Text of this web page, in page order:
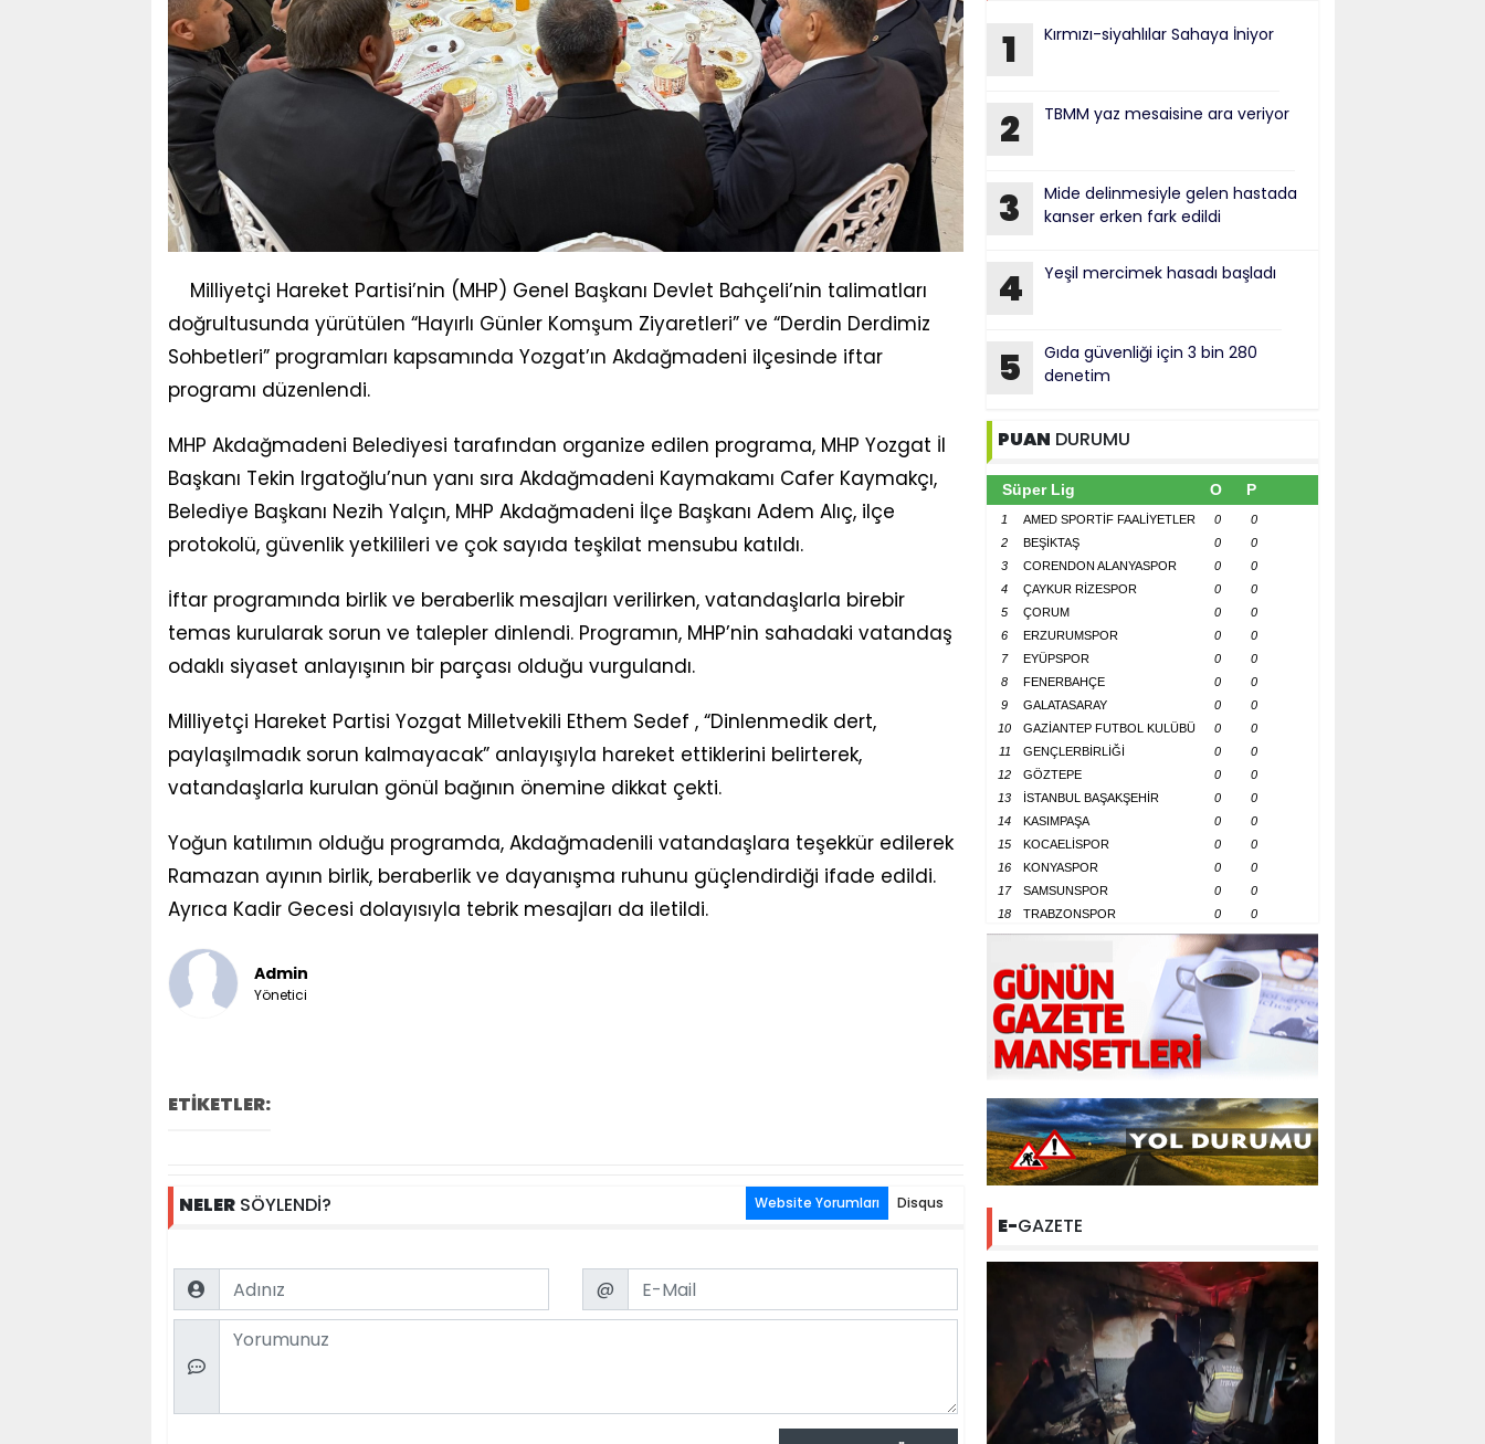
Milliyetçi Hareket Partisi’nin (MHP) Genel Başkanı Devlet Bahçeli’nin talimatları
doğrultusunda yürütülen “Hayırlı Günler Komşum Ziyaretleri” ve “Derdin Derdimiz
Sohbetleri” programları kapsamında Yozgat’ın Akdağmadeni ilçesinde iftar
programı düzenlendi.
MHP Akdağmadeni Belediyesi tarafından organize edilen programa, MHP Yozgat İl
Başkanı Tekin Irgatoğlu’nun yanı sıra Akdağmadeni Kaymakamı Cafer Kaymakçı,
Belediye Başkanı Nezih Yalçın, MHP Akdağmadeni İlçe Başkanı Adem Alıç, ilçe
protokolü, güvenlik yetkilileri ve çok sayıda teşkilat mensubu katıldı.
İftar programında birlik ve beraberlik mesajları verilirken, vatandaşlarla birebir
temas kurularak sorun ve talepler dinlendi. Programın, MHP’nin sahadaki vatandaş
odaklı siyaset anlayışının bir parçası olduğu vurgulandı.
Milliyetçi Hareket Partisi Yozgat Milletvekili Ethem Sedef , “Dinlenmedik dert,
paylaşılmadık sorun kalmayacak” anlayışıyla hareket ettiklerini belirterek,
vatandaşlarla kurulan gönül bağının önemine dikkat çekti.
Yoğun katılımın olduğu programda, Akdağmadenili vatandaşlara teşekkür edilerek
Ramazan ayının birlik, beraberlik ve dayanışma ruhunu güçlendirdiği ifade edildi.
Ayrıca Kadir Gecesi dolayısıyla tebrik mesajları da iletildi.
Admin
Yönetici
ETİKETLER:
NELERSÖYLENDİ? Website Yorumları Disqus
Name Email
@
Comment
1 Kırmızı-siyahlılar Sahaya İniyor
2 TBMM yaz mesaisine ara veriyor
3
Mide delinmesiyle gelen hastada
kanser erken fark edildi
4 Yeşil mercimek hasadı başladı
5
Gıda güvenliği için 3 bin 280
denetim
PUAN DURUMU
Süper Lig O P
1 AMED SPORTİF FAALİYETLER 0
0
2
BEŞİKTAŞ 0
0
3
CORENDON ALANYASPOR 0
0
4
ÇAYKUR RİZESPOR 0
0
5
ÇORUM 0
0
6
ERZURUMSPOR 0
0
7
EYÜPSPOR 0
0
8
FENERBAHÇE 0
0
9
GALATASARAY 0
0
10
GAZİANTEP FUTBOL KULÜBÜ 0
0
11
GENÇLERBİRLİĞİ 0
0
12
GÖZTEPE 0
0
13
İSTANBUL BAŞAKŞEHİR 0
0
14
KASIMPAŞA 0
0
15
KOCAELİSPOR 0
0
16
KONYASPOR 0
0
17
SAMSUNSPOR 0
0
18
TRABZONSPOR 0 0
E-GAZETE